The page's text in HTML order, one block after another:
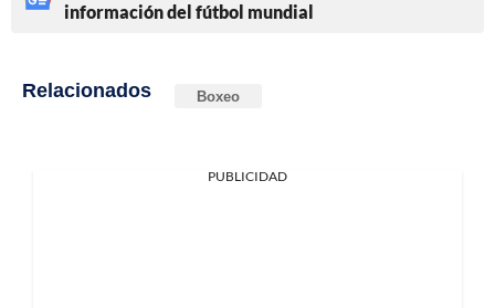
información del fútbol mundial
Relacionados Boxeo
PUBLICIDAD